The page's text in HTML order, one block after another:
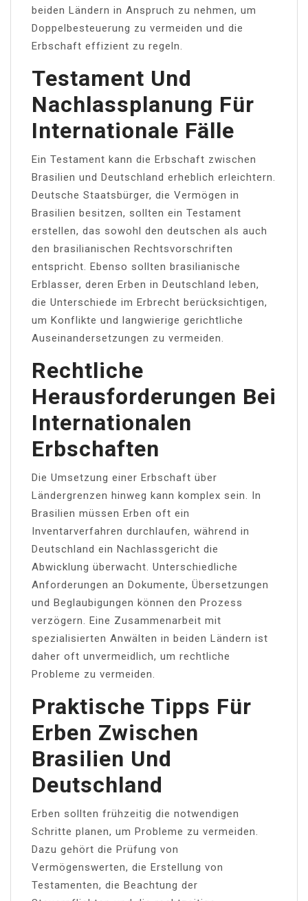
beiden Ländern in Anspruch zu nehmen, um
Doppelbesteuerung zu vermeiden und die
Erbschaft effizient zu regeln.
Testament Und
Nachlassplanung Für
Internationale Fälle
Ein Testament kann die Erbschaft zwischen
Brasilien und Deutschland erheblich erleichtern.
Deutsche Staatsbürger, die Vermögen in
Brasilien besitzen, sollten ein Testament
erstellen, das sowohl den deutschen als auch
den brasilianischen Rechtsvorschriften
entspricht. Ebenso sollten brasilianische
Erblasser, deren Erben in Deutschland leben,
die Unterschiede im Erbrecht berücksichtigen,
um Konflikte und langwierige gerichtliche
Auseinandersetzungen zu vermeiden.
Rechtliche
Herausforderungen Bei
Internationalen
Erbschaften
Die Umsetzung einer Erbschaft über
Ländergrenzen hinweg kann komplex sein. In
Brasilien müssen Erben oft ein
Inventarverfahren durchlaufen, während in
Deutschland ein Nachlassgericht die
Abwicklung überwacht. Unterschiedliche
Anforderungen an Dokumente, Übersetzungen
und Beglaubigungen können den Prozess
verzögern. Eine Zusammenarbeit mit
spezialisierten Anwälten in beiden Ländern ist
daher oft unvermeidlich, um rechtliche
Probleme zu vermeiden.
Praktische Tipps Für
Erben Zwischen
Brasilien Und
Deutschland
Erben sollten frühzeitig die notwendigen
Schritte planen, um Probleme zu vermeiden.
Dazu gehört die Prüfung von
Vermögenswerten, die Erstellung von
Testamenten, die Beachtung der